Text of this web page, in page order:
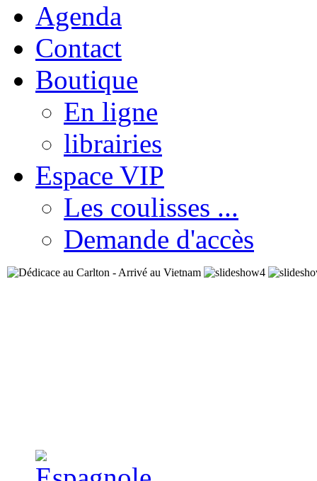
Agenda
Contact
Boutique
En ligne
librairies
Espace VIP
Les coulisses ...
Demande d'accès